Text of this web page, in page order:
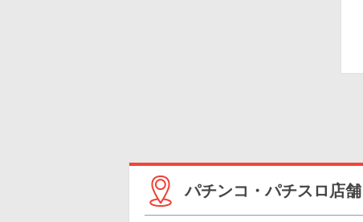
パチンコ・パチスロ店